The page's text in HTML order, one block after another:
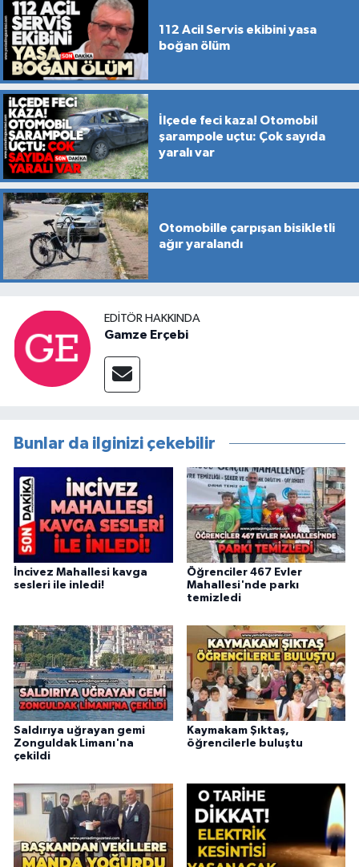
112 Acil Servis ekibini yasa
boğan ölüm
İlçede feci kaza! Otomobil
şarampole uçtu: Çok sayıda
yaralı var
Otomobille çarpışan bisikletli
ağır yaralandı
EDITÖR HAKKINDA
Gamze Erçebi
Bunlar da ilginizi çekebilir
İncivez Mahallesi kavga
sesleri ile inledi!
Öğrenciler 467 Evler
Mahallesi'nde parkı
temizledi
Saldırıya uğrayan gemi
Zonguldak Limanı'na
çekildi
Kaymakam Şıktaş,
öğrencilerle buluştu